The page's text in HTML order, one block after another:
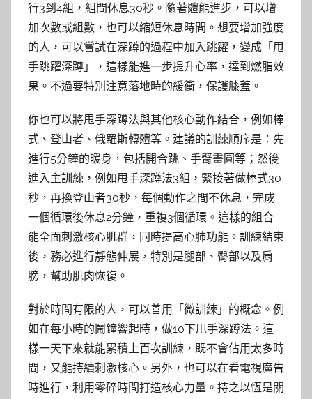
行3到4組，組間休息30秒。隨著體能進步，可以增
加次數或組數，也可以縮短休息時間。想要增加強度
的人，可以嘗試在深蹲的過程中加入跳躍，變成「甩
手跳躍深蹲」，這樣能進一步提升心率，達到燃脂效
果。不過要特別注意落地時的緩衝，保護膝蓋。
你也可以將甩手深蹲法與其他核心動作結合，例如棒
式、登山者、俄羅斯轉體等。建議的訓練順序是：先
進行5分鐘的暖身，包括開合跳、手臂畫圓等；然後
進入主訓練，例如甩手深蹲法3組，緊接著做棒式30
秒，再換登山者30秒，每個動作之間不休息，完成
一個循環後休息2分鐘，重複3個循環。這樣的組合
能全面刺激核心肌群，同時提高心肺功能。訓練結束
後，務必進行靜態伸展，特別是腿部、臀部以及肩
膀，幫助肌肉恢復。
對於時間有限的人，可以善用「微訓練」的概念。例
如在每小時的鬧鐘響起時，做10下甩手深蹲法。這
樣一天下來就能累積上百次訓練，既不會佔用太多時
間，又能持續刺激核心。另外，也可以在看電視廣告
時進行，利用零碎時間打造核心力量。持之以恆是關